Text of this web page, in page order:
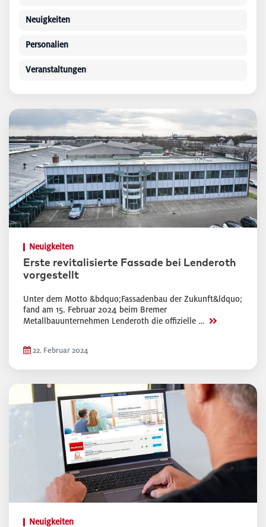
Neuigkeiten
Erste revitalisierte Fassade bei Lenderoth
vorgestellt
Unter dem Motto &bdquo;Fassadenbau der Zukunft&ldquo;
fand am 15. Februar 2024 beim Bremer
Metallbauunternehmen Lenderoth die offizielle … >>
22. Februar 2024
Neuigkeiten
Neuigkeiten
Personalien
Veranstaltungen